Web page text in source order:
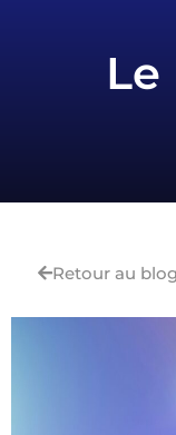
Retour au blog